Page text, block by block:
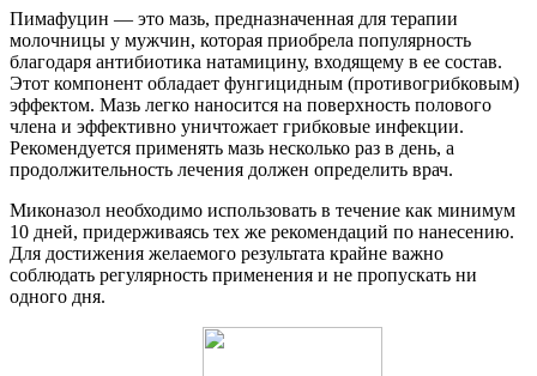
Пимафуцин — это мазь, предназначенная для терапии
молочницы у мужчин, которая приобрела популярность
благодаря антибиотика натамицину, входящему в ее состав.
Этот компонент обладает фунгицидным (противогрибковым)
эффектом. Мазь легко наносится на поверхность полового
члена и эффективно уничтожает грибковые инфекции.
Рекомендуется применять мазь несколько раз в день, а
продолжительность лечения должен определить врач.
Миконазол необходимо использовать в течение как минимум
10 дней, придерживаясь тех же рекомендаций по нанесению.
Для достижения желаемого результата крайне важно
соблюдать регулярность применения и не пропускать ни
одного дня.